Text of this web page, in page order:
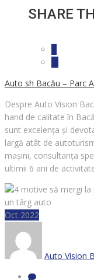
SHARE
Auto sh Bacău – Parc
Despre Auto Vision
hand de calitate în
sunt excelența și
largă atât de
mașini, consultanța
ultimii 6 ani de
Oct 2022
Auto Vision